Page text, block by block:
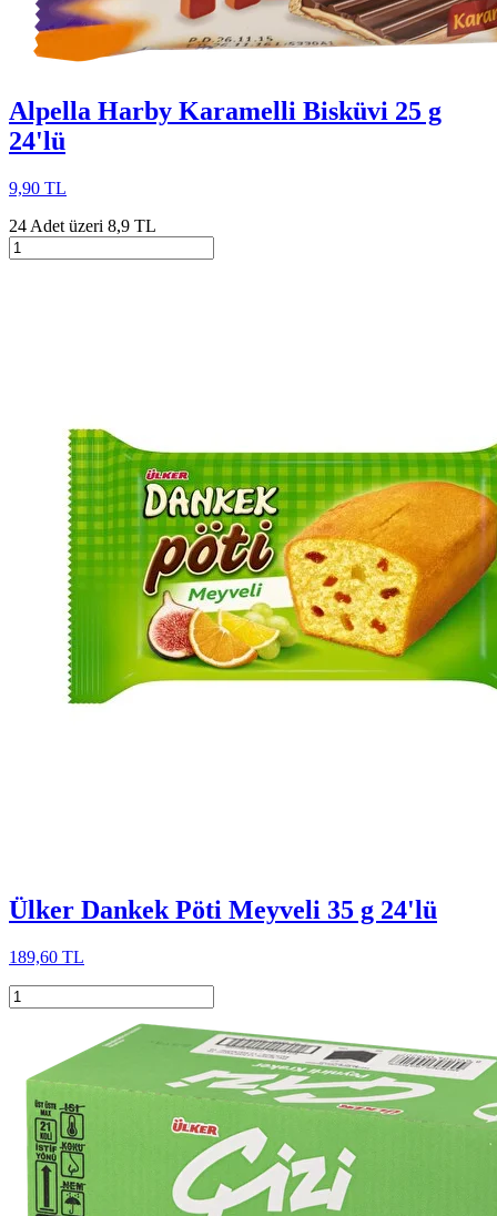
Alpella Harby Karamelli Bisküvi 25 g
24'lü
9,90 TL
24 Adet üzeri 8,9 TL
Ülker Dankek Pöti Meyveli 35 g 24'lü
189,60 TL